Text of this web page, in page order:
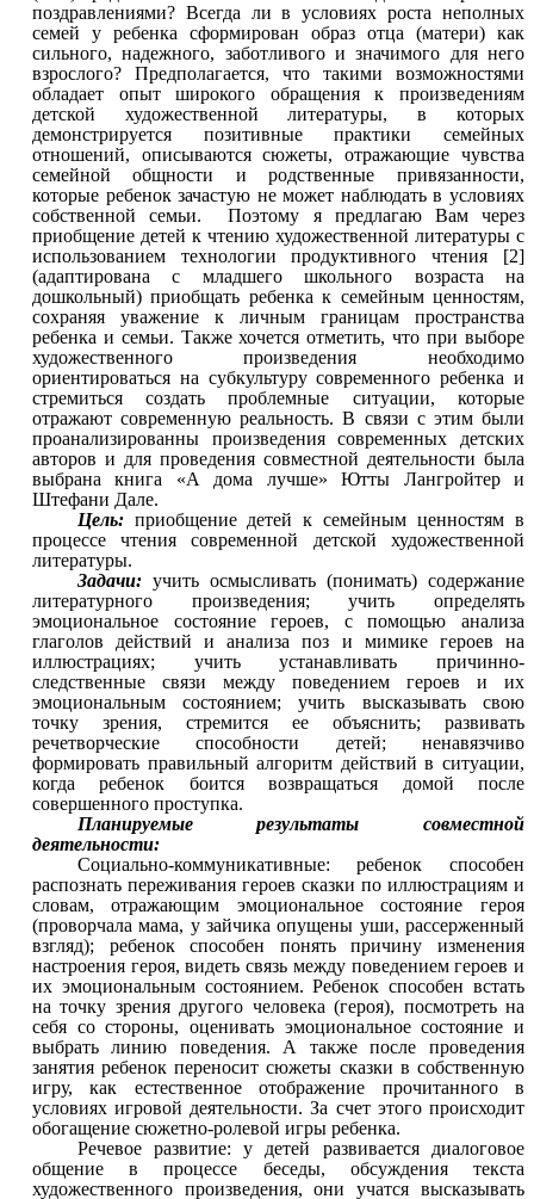
поздравлениями? Всегда ли в условиях роста неполных
семей у ребенка сформирован образ отца (матери) как
сильного, надежного, заботливого и значимого для него
взрослого? Предполагается, что такими возможностями
обладает опыт широкого обращения к произведениям
детской художественной литературы, в которых
демонстрируется позитивные практики семейных
отношений, описываются сюжеты, отражающие чувства
семейной общности и родственные привязанности,
которые ребенок зачастую не может наблюдать в условиях
собственной семьи. Поэтому я предлагаю Вам через
приобщение детей к чтению художественной литературы с
использованием технологии продуктивного чтения [2]
(адаптирована с младшего школьного возраста на
дошкольный) приобщать ребенка к семейным ценностям,
сохраняя уважение к личным границам пространства
ребенка и семьи. Также хочется отметить, что при выборе
художественного произведения необходимо
ориентироваться на субкультуру современного ребенка и
стремиться создать проблемные ситуации, которые
отражают современную реальность. В связи с этим были
проанализированны произведения современных детских
авторов и для проведения совместной деятельности была
выбрана книга «А дома лучше» Ютты Лангройтер и
Штефани Дале.
Цель:приобщение детей к семейным ценностям в
процессе чтения современной детской художественной
литературы.
Задачи:учить осмысливать (понимать) содержание
литературного произведения; учить определять
эмоциональное состояние героев, с помощью анализа
глаголов действий и анализа поз и мимике героев на
иллюстрациях; учить устанавливать причинно-
следственные связи между поведением героев и их
эмоциональным состоянием; учить высказывать свою
точку зрения, стремится ее объяснить; развивать
речетворческие способности детей; ненавязчиво
формировать правильный алгоритм действий в ситуации,
когда ребенок боится возвращаться домой после
совершенного проступка.
Планируемые результаты совместной
деятельности:
Социально-коммуникативные: ребенок способен
распознать переживания героев сказки по иллюстрациям и
словам, отражающим эмоциональное состояние героя
(проворчала мама, у зайчика опущены уши, рассерженный
взгляд); ребенок способен понять причину изменения
настроения героя, видеть связь между поведением героев и
их эмоциональным состоянием. Ребенок способен встать
на точку зрения другого человека (героя), посмотреть на
себя со стороны, оценивать эмоциональное состояние и
выбрать линию поведения. А также после проведения
занятия ребенок переносит сюжеты сказки в собственную
игру, как естественное отображение прочитанного в
условиях игровой деятельности. За счет этого происходит
обогащение сюжетно-ролевой игры ребенка.
Речевое развитие: у детей развивается диалоговое
общение в процессе беседы, обсуждения текста
художественного произведения, они учатся высказывать